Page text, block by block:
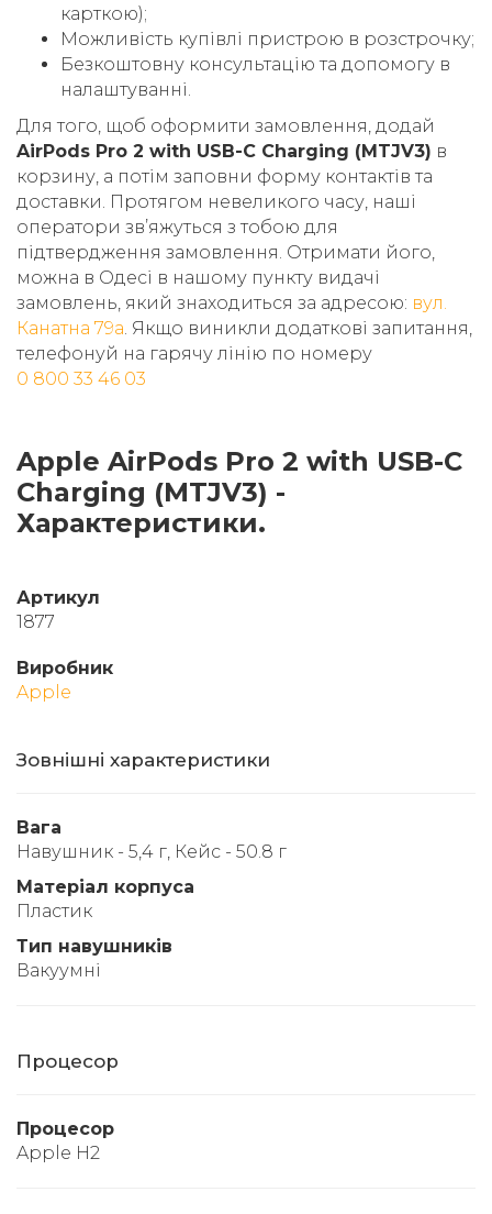
карткою);
Можливість купівлі пристрою в розстрочку;
Безкоштовну консультацію та допомогу в
налаштуванні.
Для того, щоб оформити замовлення, додай
AirPods Pro 2 with USB-C Charging (MTJV3) в
корзину, а потім заповни форму контактів та
доставки. Протягом невеликого часу, наші
оператори звʼяжуться з тобою для
підтвердження замовлення. Отримати його,
можна в Одесі в нашому пункту видачі
замовлень, який знаходиться за адресою: вул.
Канатна 79а . Якщо виникли додаткові запитання,
телефонуй на гарячу лінію по номеру
0 800 33 46 03
Apple AirPods Pro 2 with USB-C
Charging (MTJV3) -
Характеристики.
Артикул
1877
Виробник
Apple
Зовнішні характеристики
Вага
Навушник - 5,4 г, Кейс - 50.8 г
Матеріал корпуса
Пластик
Тип навушників
Вакуумні
Процесор
Процесор
Apple H2